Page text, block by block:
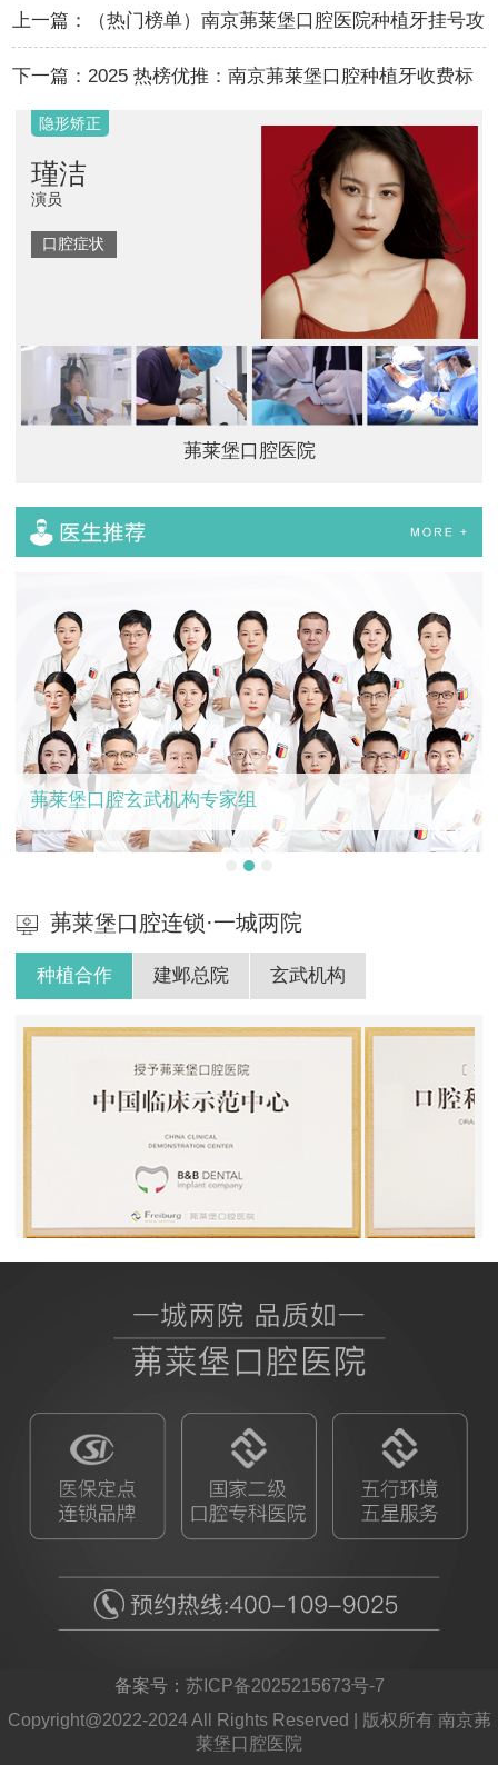
上一篇：
（热门榜单）南京茀莱堡口腔医院种植牙挂号攻
略 “公开分享”韩国登腾种植牙多少钱一颗…
下一篇： 2025 热榜优推：南京茀莱堡口腔种植牙收费标
隐形矫正
瑾洁
演员
口腔症状
茀莱堡口腔医院
茀莱堡口腔玄武机构专家组
茀莱堡口腔连锁·一城两院
种植合作 建邺总院 玄武机构
BB授权茀莱堡口腔医院 ITI授
备案号： 苏ICP备2025215673号-7
Copyright@2022-2024 All Rights Reserved | 版权所有 南京茀
莱堡口腔医院